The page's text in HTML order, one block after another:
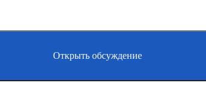
Открыть обсуждение